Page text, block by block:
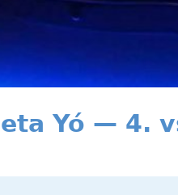
Yó — 4.